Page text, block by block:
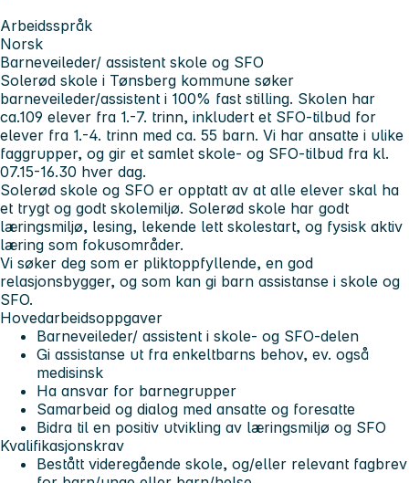
Arbeidsspråk
Norsk
Barneveileder/ assistent skole og SFO
Solerød skole i Tønsberg kommune søker
barneveileder/assistent i 100% fast stilling. Skolen har
ca.109 elever fra 1.-7. trinn, inkludert et SFO-tilbud for
elever fra 1.-4. trinn med ca. 55 barn. Vi har ansatte i ulike
faggrupper, og gir et samlet skole- og SFO-tilbud fra kl.
07.15-16.30 hver dag.
Solerød skole og SFO er opptatt av at alle elever skal ha
et trygt og godt skolemiljø. Solerød skole har godt
læringsmiljø, lesing, lekende lett skolestart, og fysisk aktiv
læring som fokusområder.
Vi søker deg som er pliktoppfyllende, en god
relasjonsbygger, og som kan gi barn assistanse i skole og
SFO.
Hovedarbeidsoppgaver
Barneveileder/ assistent i skole- og SFO-delen
Gi assistanse ut fra enkeltbarns behov, ev. også
medisinsk
Ha ansvar for barnegrupper
Samarbeid og dialog med ansatte og foresatte
Bidra til en positiv utvikling av læringsmiljø og SFO
Kvalifikasjonskrav
Bestått videregående skole, og/eller relevant fagbrev